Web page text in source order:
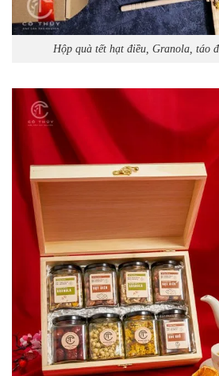
Hộp quà tết hạt điều, Granola, táo